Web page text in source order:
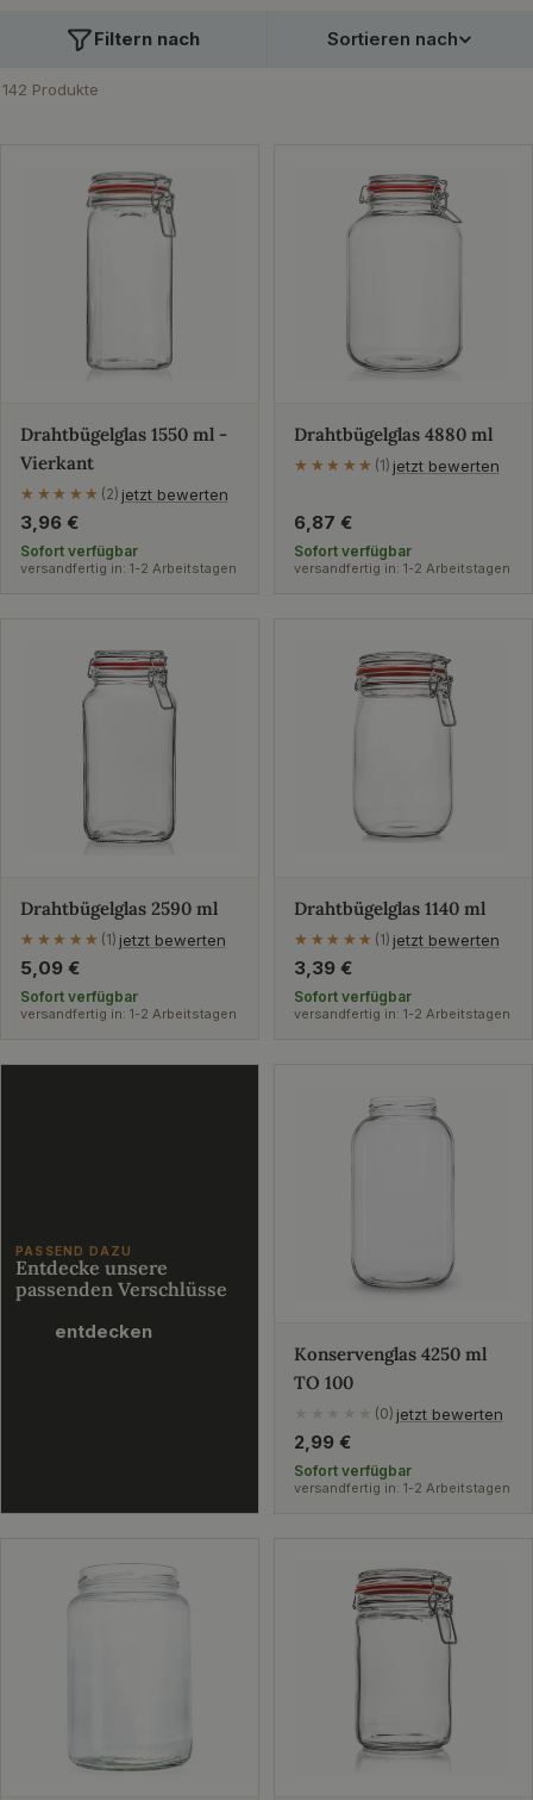
Lebensmittel lange darin aufbewahrt werden können.
142 Produkte
Filtern nach Sortieren nach
Drahtbügelglas 1550 ml -
Vierkant
★★★★★
★★★★★ (2) jetzt bewerten
Regulärer
Preis
3,96 €
Sofort verfügbar
versandfertig in: 1-2 Arbeitstagen
Drahtbügelglas 4880 ml
★★★★★
★★★★★ (1) jetzt bewerten
Regulärer
Preis
6,87 €
Sofort verfügbar
versandfertig in: 1-2 Arbeitstagen
Drahtbügelglas 2590 ml
★★★★★
★★★★★ (1) jetzt bewerten
Regulärer
Preis
5,09 €
Sofort verfügbar
versandfertig in: 1-2 Arbeitstagen
Drahtbügelglas 1140 ml
★★★★★
★★★★★ (1) jetzt bewerten
Regulärer
Preis
3,39 €
Sofort verfügbar
versandfertig in: 1-2 Arbeitstagen
PASSEND DAZU
Entdecke unsere
passenden Verschlüsse
entdecken
Konservenglas 4250 ml
TO 100
(0) jetzt bewerten
Regulärer
Preis
2,99 €
Sofort verfügbar
versandfertig in: 1-2 Arbeitstagen